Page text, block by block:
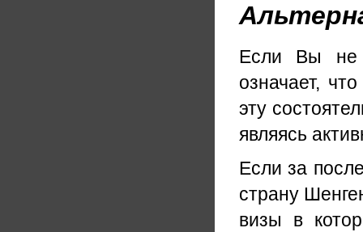
Если Вы не
означает,
эту
являясь
Если за
страну
визы в